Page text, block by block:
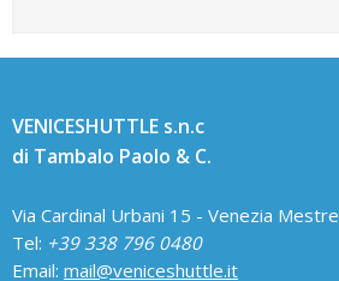
VENICESHUTTLE s.n.c
di Tambalo Paolo & C.
Via Cardinal Urbani 15 - Venezia Mestre
Tel: +39 338 796 0480
Email: mail@veniceshuttle.it